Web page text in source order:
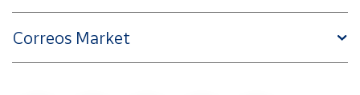
Correos Market